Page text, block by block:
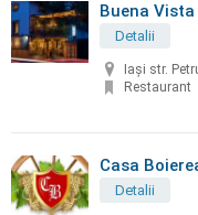
Buena Vista
Detalii
Iași str.
Restaurant
Casa
Detalii